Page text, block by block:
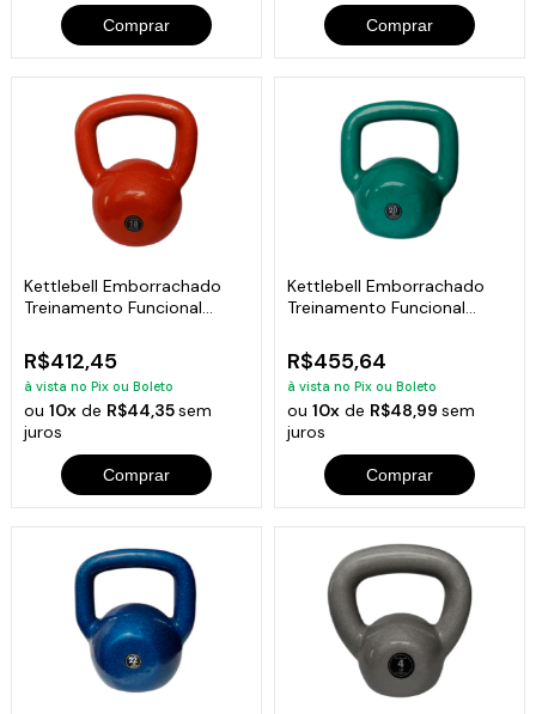
Comprar Comprar
Kettlebell Emborrachado
Treinamento Funcional
R$412,45
à vista no Pix ou Boleto
ou10x de R$44,35sem
juros
Comprar
Kettlebell Emborrachado
Treinamento Funcional
R$455,64
à vista no Pix ou Boleto
ou 10xde R$48,99 sem
juros
Comprar